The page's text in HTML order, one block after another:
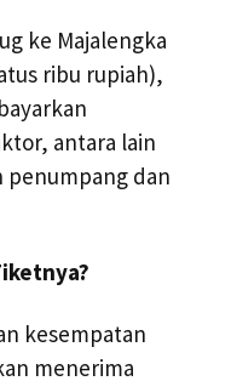
ke Majalengka
ribu rupiah),
antara lain
penumpang dan
kesempatan
menerima